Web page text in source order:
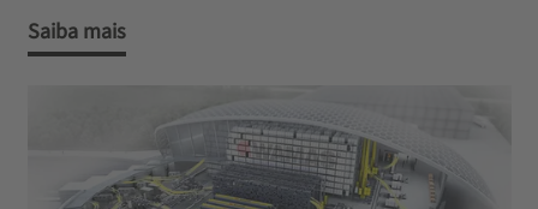
Saiba mais